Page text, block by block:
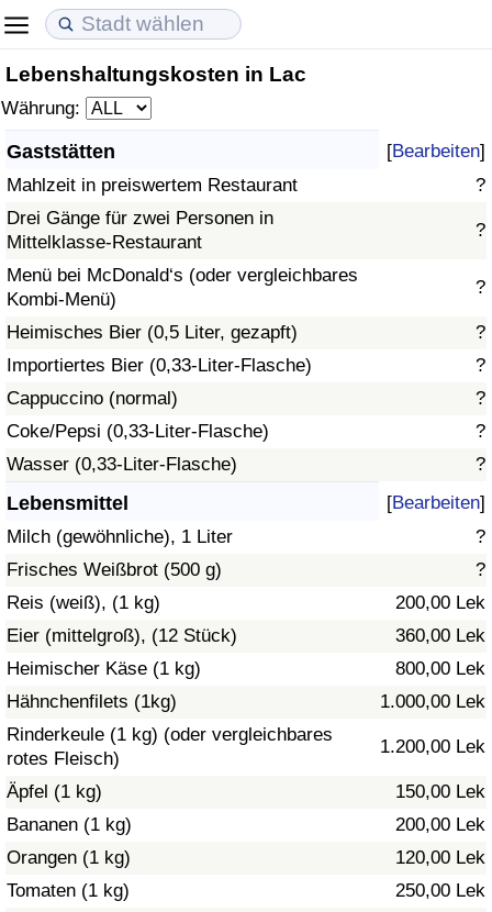
Lebenshaltungskosten in Lac
Währung:
Gaststätten [Bearbeiten]
Mahlzeit in preiswertem Restaurant
?
Drei Gänge für zwei Personen in
Mittelklasse-Restaurant
?
Menü bei McDonald‘s (oder vergleichbares
Kombi-Menü)
?
Heimisches Bier (0,5 Liter, gezapft)
?
Importiertes Bier (0,33-Liter-Flasche)
?
Cappuccino (normal)
?
Coke/Pepsi (0,33-Liter-Flasche)
?
Wasser (0,33-Liter-Flasche)
?
Lebensmittel [Bearbeiten]
Milch (gewöhnliche), 1 Liter
?
Frisches Weißbrot (500 g)
?
Reis (weiß), (1 kg)
200,00 Lek
Eier (mittelgroß), (12 Stück)
360,00 Lek
Heimischer Käse (1 kg)
800,00 Lek
Hähnchenfilets (1kg)
1.000,00 Lek
Rinderkeule (1 kg) (oder vergleichbares
rotes Fleisch)
1.200,00 Lek
Äpfel (1 kg)
150,00 Lek
Bananen (1 kg)
200,00 Lek
Orangen (1 kg)
120,00 Lek
Tomaten (1 kg)
250,00 Lek
Lebenshaltungskosten
Lebenshaltungskosten-Index (aktuell)
Lebenshaltungskosten-Index
Lebenshaltungskosten-Index nach Land
in Akaba
Immobilienpreise
Immobilienpreis-Index (aktuell)
Immobilienpreis-Index
Immobilienpreis-Index nach Land
Lebensqualität
Lebensqualität-Index
Lebensqualität-Index (aktuell)
Lebensqualitätsindex nach Land
Kriminalität
Kriminalitäts-Index (aktuell)
Kriminalitäts-Index
Kriminalitätsindex nach Land
Gesundheitsversorgung
Gesundheitsversorgungs-Index (aktuell)
Gesundheitsversorgungs-Index
Gesundheitsversorgungs-Index nach Land
Umweltverschmutzung
Verschmutzungsindex